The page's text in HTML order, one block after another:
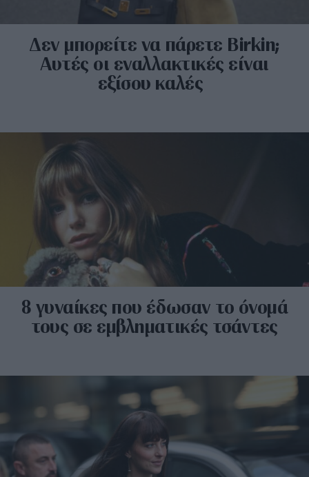
Δεν μπορείτε να πάρετε Birkin;
Αυτές οι εναλλακτικές είναι
εξίσου καλές
8 γυναίκες που έδωσαν το όνομά
τους σε εμβληματικές τσάντες